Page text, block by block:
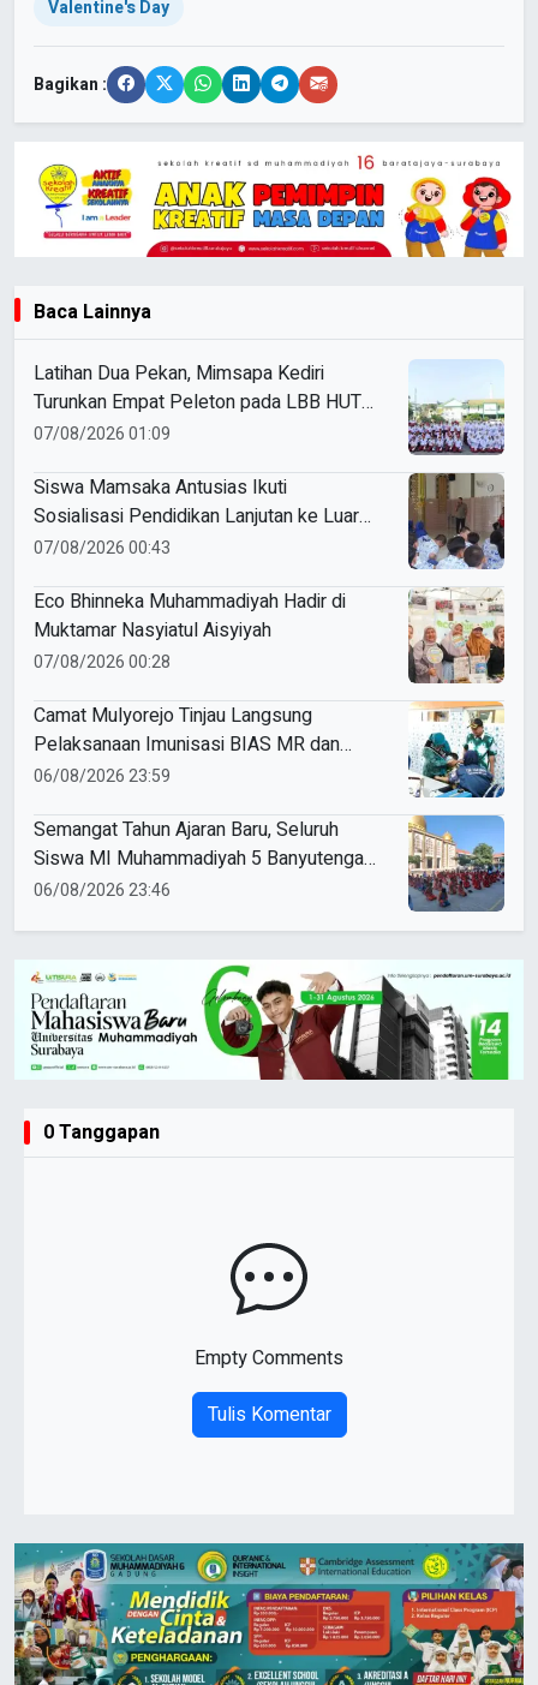
Valentine's Day
Bagikan :
Baca Lainnya
Latihan Dua Pekan, Mimsapa Kediri
Turunkan Empat Peleton pada LBB HUT
Ke-81 RI Kecamatan Pare
07/08/2026 01:09
Siswa Mamsaka Antusias Ikuti
Sosialisasi Pendidikan Lanjutan ke Luar
Negeri
07/08/2026 00:43
Eco Bhinneka Muhammadiyah Hadir di
Muktamar Nasyiatul Aisyiyah
07/08/2026 00:28
Camat Mulyorejo Tinjau Langsung
Pelaksanaan Imunisasi BIAS MR dan
HPV di SD Muhammadiyah 18 Surabaya
06/08/2026 23:59
Semangat Tahun Ajaran Baru, Seluruh
Siswa MI Muhammadiyah 5 Banyutengah
Ikuti Latihan Tapak Suci Perdana
06/08/2026 23:46
0 Tanggapan
Empty Comments
Tulis Komentar